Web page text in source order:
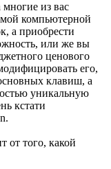
из вас
компьютерной
а приобрести
или же вы
ценового
его,
клавиш, а
уникальную
кстати
от того, какой